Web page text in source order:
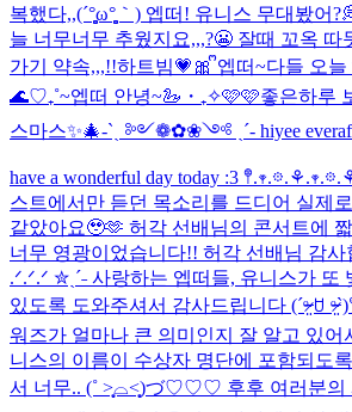
복했다,,(´°̥̥̥̥̥̥̥̥ω°̥̥̥̥̥̥̥̥｀) 엡떠! 유니스 무대봤어
늘 너무너무 추웠지요,,,?😬 잘때 꼬옥 따
가기 약속,,,!!하트빔💗🎀 ᩚ엡떠~다들 오
🌊♡₊˚~엡떠 안녕~🦢・₊✧🩷🩷좋은하루
스마스✨🎄-ˋˏ ༻❁✿❀༺ ˎˊ- hiyee
have a wonderful day today :3
스트에서만 듣던 목소리를 드디어 실제
같았아요🥹🫶 허각 선배님의 콘서트에
너무 영광이었습니다!! 허각 선배님 감사
.ᐟ.ᐟ.ᐟ ✮ˎˊ˗ 사랑하는 엡떠들, 유니스가
있도록 도와주셔서 감사드립니다 (ˊᵒ̴̶̷̤ ꇴ
워즈가 얼마나 큰 의미인지 잘 알고 있어
니스의 이름이 수상자 명단에 포함되도
서 너무.. (˚ ˃̣̣̥⌓˂̣̣̥)づ♡♡♡ 후후 여러분의